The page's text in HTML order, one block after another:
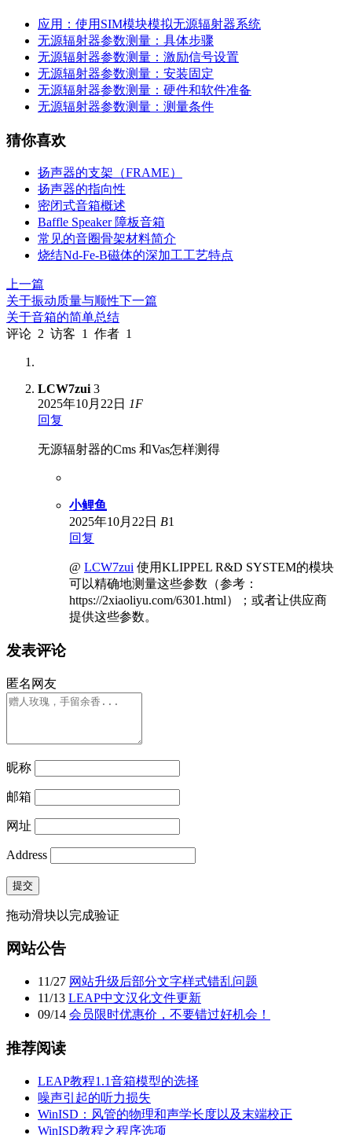
应用：使用SIM模块模拟无源辐射器系统
无源辐射器参数测量：具体步骤
无源辐射器参数测量：激励信号设置
无源辐射器参数测量：安装固定
无源辐射器参数测量：硬件和软件准备
无源辐射器参数测量：测量条件
猜你喜欢
扬声器的支架（FRAME）
扬声器的指向性
密闭式音箱概述
Baffle Speaker 障板音箱
常见的音圈骨架材料简介
烧结Nd-Fe-B磁体的深加工工艺特点
上一篇
关于振动质量与顺性下一篇
关于音箱的简单总结
评论 2 访客 1 作者 1
LCW7zui 3
2025年10月22日 1F
回复
无源辐射器的Cms 和Vas怎样测得
小鲤鱼
2025年10月22日 B1
回复
@ LCW7zui 使用KLIPPEL R&D SYSTEM的模块
可以精确地测量这些参数（参考：
https://2xiaoliyu.com/6301.html）；或者让供应商
提供这些参数。
发表评论
匿名网友
昵称
邮箱
网址
Address
提交
拖动滑块以完成验证
网站公告
11/27 网站升级后部分文字样式错乱问题
11/13 LEAP中文汉化文件更新
09/14 会员限时优惠价，不要错过好机会！
推荐阅读
LEAP教程1.1音箱模型的选择
噪声引起的听力损失
WinISD：风管的物理和声学长度以及末端校正
WinISD教程之程序选项